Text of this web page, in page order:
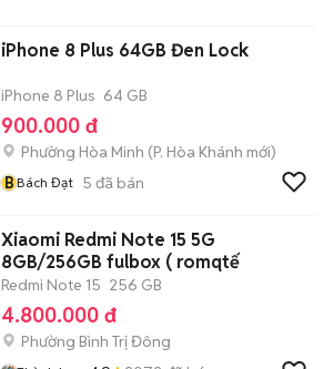
iPhone 8 Plus 64GB Đen Lock
iPhone 8 Plus 64 GB
900.000 đ
Phường Hòa Minh (P. Hòa Khánh mới)
BBách Đạt 5 đã bán
Xiaomi Redmi Note 15 5G
8GB/256GB fulbox ( romqtế
Redmi Note 15 256 GB
4.800.000 đ
Phường Bình Trị Đông